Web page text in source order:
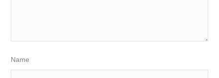
Name